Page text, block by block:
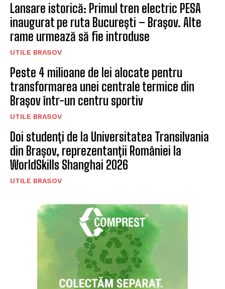
Lansare istorică: Primul tren electric PESA
inaugurat pe ruta București – Brașov. Alte
rame urmează să fie introduse
UTILE BRASOV
Peste 4 milioane de lei alocate pentru
transformarea unei centrale termice din
Brașov într-un centru sportiv
UTILE BRASOV
Doi studenți de la Universitatea Transilvania
din Brașov, reprezentanții României la
WorldSkills Shanghai 2026
UTILE BRASOV